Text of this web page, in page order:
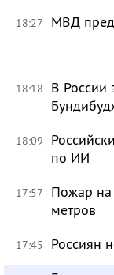
18:27 МВД
18:18
В России
18:09
по ИИ
17:57
Пожар на
метров
17:45 Россиян